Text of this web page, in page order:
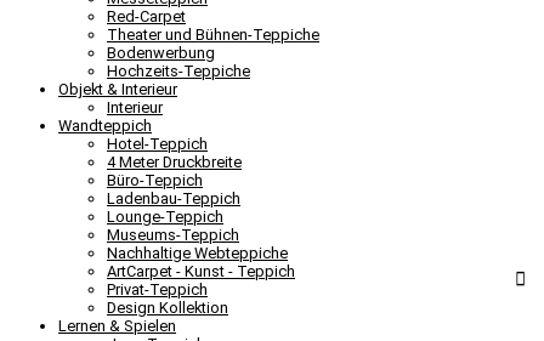
Red-Carpet
Theater und Bühnen-Teppiche
Bodenwerbung
Hochzeits-Teppiche
Objekt & Interieur
Interieur
Wandteppich
Hotel-Teppich
4 Meter Druckbreite
Büro-Teppich
Ladenbau-Teppich
Lounge-Teppich
Museums-Teppich
Nachhaltige Webteppiche
ArtCarpet - Kunst - Teppich
Privat-Teppich
Design Kollektion
Lernen & Spielen